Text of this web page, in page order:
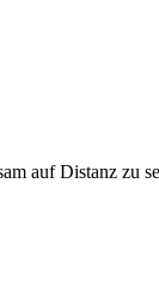
auf Distanz zu